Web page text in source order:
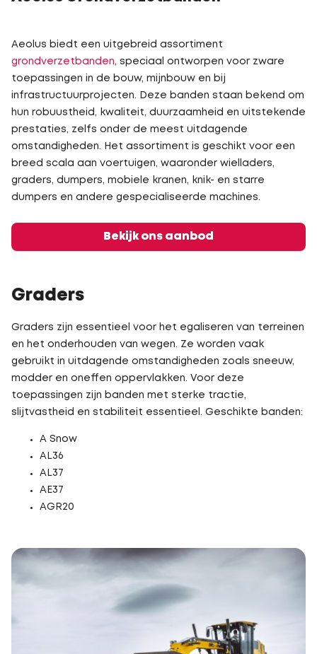
Aeolus biedt een uitgebreid assortiment
grondverzetbanden, speciaal ontworpen voor zware
toepassingen in de bouw, mijnbouw en bij
infrastructuurprojecten. Deze banden staan bekend om
hun robuustheid, kwaliteit, duurzaamheid en uitstekende
prestaties, zelfs onder de meest uitdagende
omstandigheden. Het assortiment is geschikt voor een
breed scala aan voertuigen, waaronder wielladers,
graders, dumpers, mobiele kranen, knik- en starre
dumpers en andere gespecialiseerde machines.
Bekijk ons aanbod
Graders
Graders zijn essentieel voor het egaliseren van terreinen
en het onderhouden van wegen. Ze worden vaak
gebruikt in uitdagende omstandigheden zoals sneeuw,
modder en oneffen oppervlakken. Voor deze
toepassingen zijn banden met sterke tractie,
slijtvastheid en stabiliteit essentieel. Geschikte banden:
A Snow
AL36
AL37
AE37
AGR20